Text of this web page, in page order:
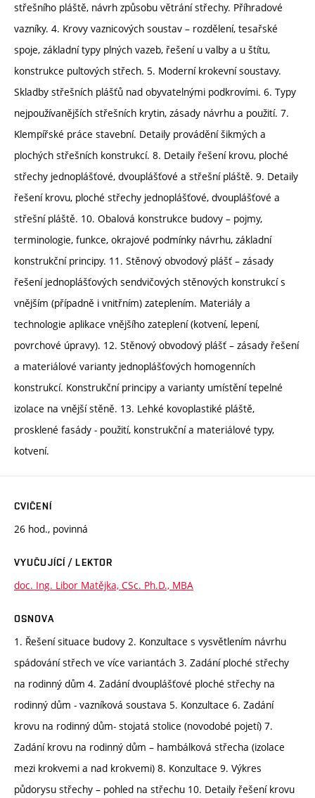
střešního pláště, návrh způsobu větrání střechy. Příhradové
vazníky. 4. Krovy vaznicových soustav – rozdělení, tesařské
spoje, základní typy plných vazeb, řešení u valby a u štítu,
konstrukce pultových střech. 5. Moderní krokevní soustavy.
Skladby střešních plášťů nad obyvatelnými podkrovími. 6. Typy
nejpoužívanějších střešních krytin, zásady návrhu a použití. 7.
Klempířské práce stavební. Detaily provádění šikmých a
plochých střešních konstrukcí. 8. Detaily řešení krovu, ploché
střechy jednoplášťové, dvouplášťové a střešní pláště. 9. Detaily
řešení krovu, ploché střechy jednoplášťové, dvouplášťové a
střešní pláště. 10. Obalová konstrukce budovy – pojmy,
terminologie, funkce, okrajové podmínky návrhu, základní
konstrukční principy. 11. Stěnový obvodový plášť – zásady
řešení jednoplášťových sendvičových stěnových konstrukcí s
vnějším (případně i vnitřním) zateplením. Materiály a
technologie aplikace vnějšího zateplení (kotvení, lepení,
povrchové úpravy). 12. Stěnový obvodový plášť – zásady řešení
a materiálové varianty jednoplášťových homogenních
konstrukcí. Konstrukční principy a varianty umístění tepelné
izolace na vnější stěně. 13. Lehké kovoplastiké pláště,
prosklené fasády - použití, konstrukční a materiálové typy,
kotvení.
CVIČENÍ
26 hod., povinná
VYUČUJÍCÍ / LEKTOR
doc. Ing. Libor Matějka, CSc. Ph.D., MBA
OSNOVA
1. Řešení situace budovy 2. Konzultace s vysvětlením návrhu
spádování střech ve více variantách 3. Zadání ploché střechy
na rodinný dům 4. Zadání dvouplášťové ploché střechy na
rodinný dům - vazníková soustava 5. Konzultace 6. Zadání
krovu na rodinný dům- stojatá stolice (novodobé pojetí) 7.
Zadání krovu na rodinný dům – hambálková střecha (izolace
mezi krokvemi a nad krokvemi) 8. Konzultace 9. Výkres
půdorysu střechy – pohled na střechu 10. Detaily řešení krovu